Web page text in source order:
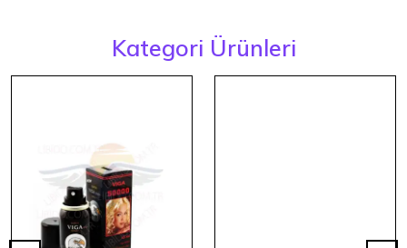
Kategori Ürünleri